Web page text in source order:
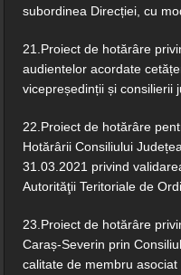
subordinea Direcției, cu
21.Proiect de hotărâre
audientelor acordate
vicepreședinții și consilierii
22.Proiect de hotărâre
Hotărârii Consiliului
31.03.2021 privind
Autorităţii Teritoriale de
23.Proiect de hotărâre
Caraș-Severin prin
calitate de membru